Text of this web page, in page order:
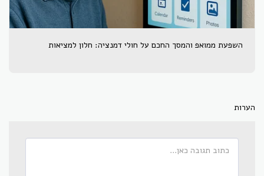
השפעת ממואפ והמסך החכם על חולי דמנציה: חלון למציאות
הערות